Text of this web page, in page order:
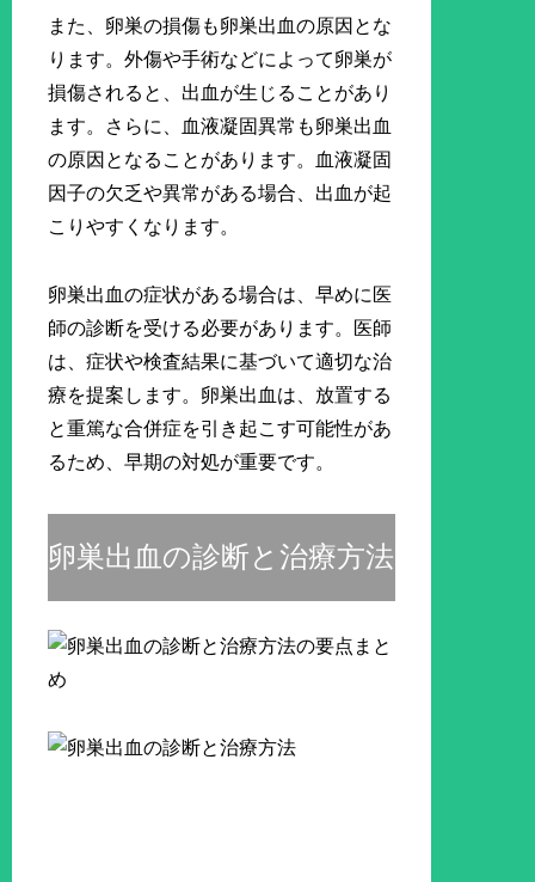
また、卵巣の損傷も卵巣出血の原因とな
ります。外傷や手術などによって卵巣が
損傷されると、出血が生じることがあり
ます。さらに、血液凝固異常も卵巣出血
の原因となることがあります。血液凝固
因子の欠乏や異常がある場合、出血が起
こりやすくなります。
卵巣出血の症状がある場合は、早めに医
師の診断を受ける必要があります。医師
は、症状や検査結果に基づいて適切な治
療を提案します。卵巣出血は、放置する
と重篤な合併症を引き起こす可能性があ
るため、早期の対処が重要です。
卵巣出血の診断と治療方法